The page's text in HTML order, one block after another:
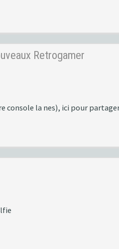
Retrogamer
console la nes), ici pour